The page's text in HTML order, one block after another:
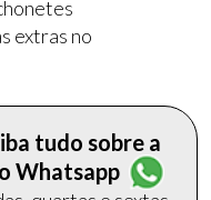
extras no
tudo sobre a
Whatsapp